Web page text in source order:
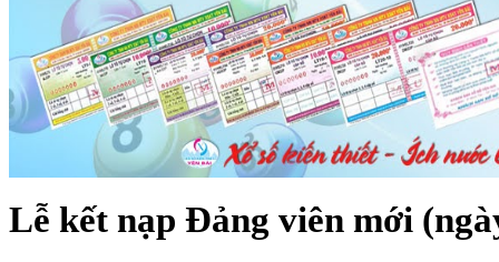
Lễ kết nạp Đảng viên mới